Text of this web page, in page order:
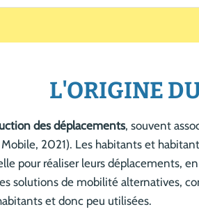
L'ORIGINE
des déplacements, souvent
2021). Les habitants et
pour réaliser leurs déplacements,
solutions de mobilité alternatives,
et donc peu utilisées.